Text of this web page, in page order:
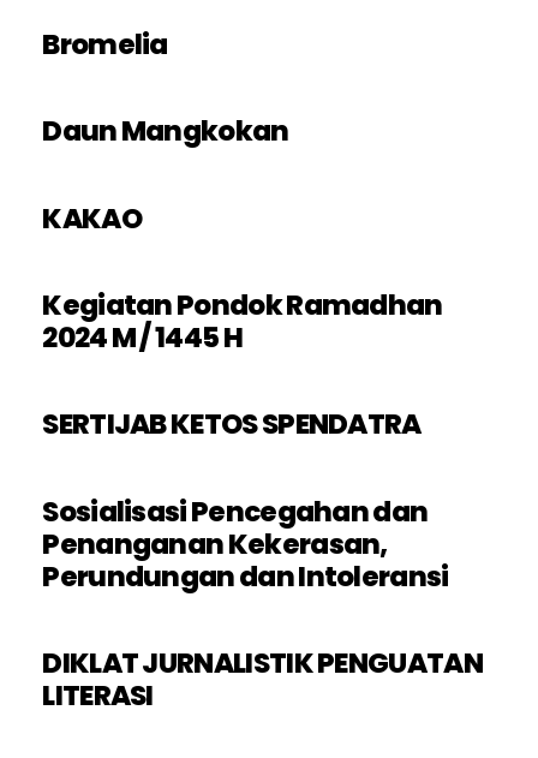
Bromelia
Daun Mangkokan
KAKAO
Kegiatan Pondok Ramadhan
2024 M / 1445 H
SERTIJAB KETOS SPENDATRA
Sosialisasi Pencegahan dan
Penanganan Kekerasan,
Perundungan dan Intoleransi
DIKLAT JURNALISTIK PENGUATAN
LITERASI